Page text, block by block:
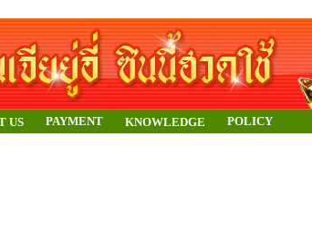
US PAYMENT KNOWLEDGE POLICY